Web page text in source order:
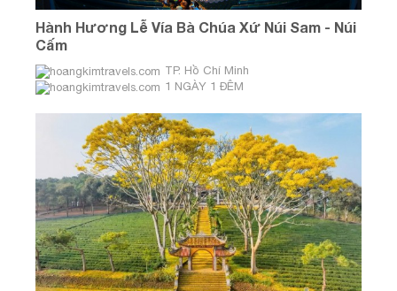
Hành Hương Lễ Vía Bà Chúa Xứ Núi Sam - Núi
Cấm
TP. Hồ Chí Minh
1 NGÀY 1 ĐÊM